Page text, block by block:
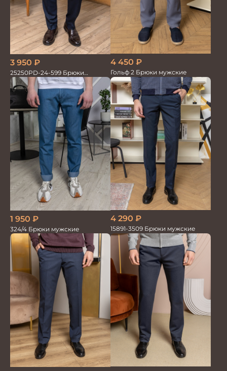
3 950 ₽
25250PD-24-599 Брюки
мужские
4 450 ₽
Гольф 2 Брюки мужские
1 950 ₽
324/4 Брюки мужские
4 290 ₽
15891-3509 Брюки мужские